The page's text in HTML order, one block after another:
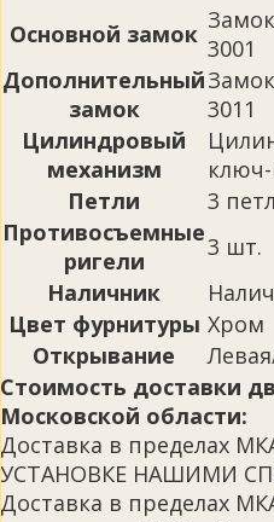
Основной замок 3001
Дополнительный
замок
3011
Цилиндровый
механизм
Петли
3
Противосъемные
ригели
3 шт.
Наличник
Цвет фурнитуры Хром
Открывание
Стоимость доставки
Московской области:
Доставка в пределах
УСТАНОВКЕ НАШИМИ
Доставка в пределах